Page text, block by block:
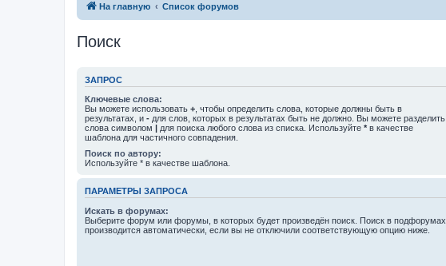
На главную Список форумов
Поиск
ЗАПРОС
Ключевые слова:
Вы можете использовать + , чтобы определить слова, которые должны быть в
результатах, и - для слов, которых в результатах быть не должно. Вы можете разделить
слова символом | для поиска любого слова из списка. Используйте * в качестве
шаблона для частичного совпадения.
Поиск по автору:
Используйте * в качестве шаблона.
ПАРАМЕТРЫ ЗАПРОСА
Искать в форумах:
Выберите форум или форумы, в которых будет произведён поиск. Поиск в подфорумах
производится автоматически, если вы не отключили соответствующую опцию ниже.